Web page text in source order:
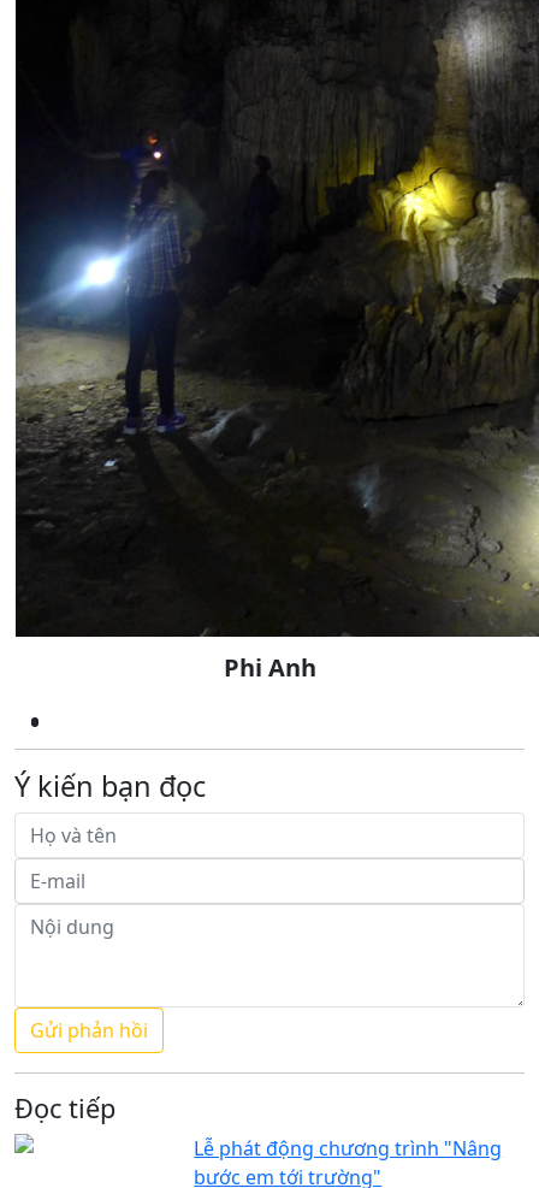
Phi Anh
Ý kiến bạn đọc
Đọc tiếp
Lễ phát động chương trình "Nâng
bước em tới trường"